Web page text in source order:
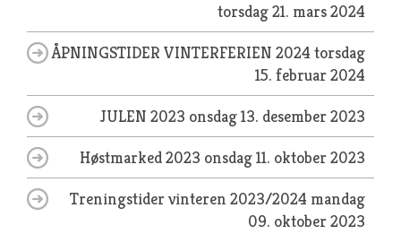
torsdag 21. mars 2024
ÅPNINGSTIDER VINTERFERIEN 2024 torsdag
15. februar 2024
JULEN 2023 onsdag 13. desember 2023
Høstmarked 2023 onsdag 11. oktober 2023
Treningstider vinteren 2023/2024 mandag
09. oktober 2023